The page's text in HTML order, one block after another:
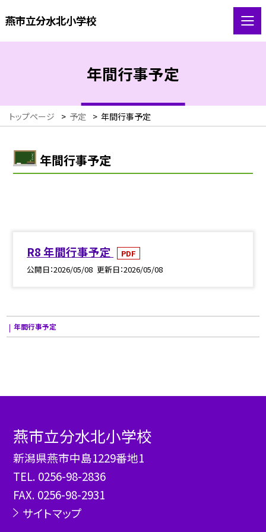
燕市立分水北小学校
年間行事予定
トップページ > 予定 > 年間行事予定
年間行事予定
R8 年間行事予定
PDF
公開日 2026/05/08 更新日 2026/05/08
年間行事予定
燕市立分水北小学校
新潟県燕市中島1229番地1
TEL. 0256-98-2836
FAX. 0256-98-2931
サイトマップ